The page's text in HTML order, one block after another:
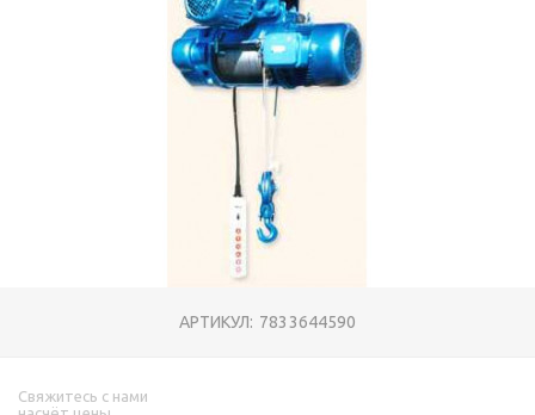
АРТИКУЛ: 7833644590
Свяжитесь с нами